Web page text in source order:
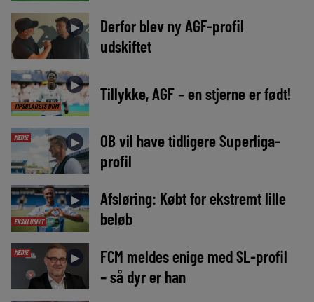
►
Derfor blev ny AGF-profil
udskiftet
TIPSBLADETS DOM
► Tillykke, AGF – en stjerne er født!
MEDIE ►
OB vil have tidligere Superliga-
profil
EKSKLUSIVT
►
Afsløring: Købt for ekstremt lille
beløb
MEDIE ►
FCM meldes enige med SL-profil
– så dyr er han